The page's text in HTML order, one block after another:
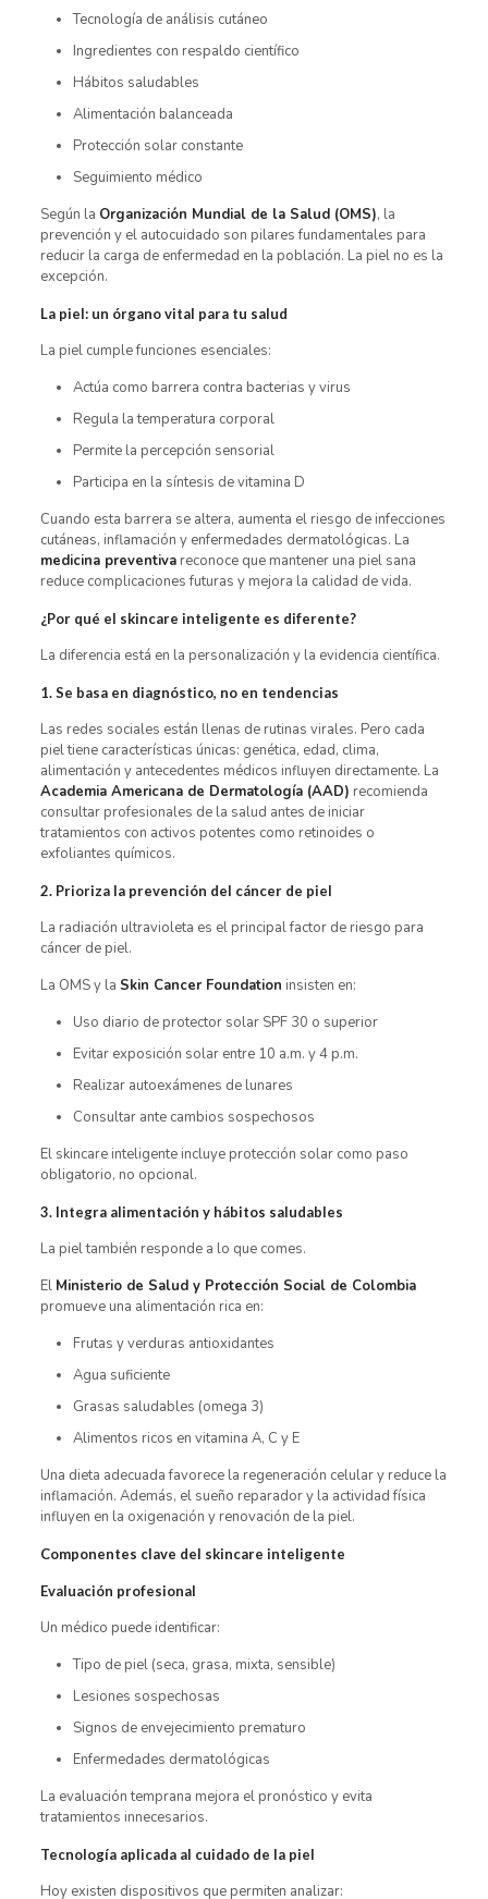
Tecnología de análisis cutáneo
Ingredientes con respaldo científico
Hábitos saludables
Alimentación balanceada
Protección solar constante
Seguimiento médico
Según la Organización Mundial de la Salud (OMS), la
prevención y el autocuidado son pilares fundamentales para
reducir la carga de enfermedad en la población. La piel no es la
excepción.
La piel: un órgano vital para tu salud
La piel cumple funciones esenciales:
Actúa como barrera contra bacterias y virus
Regula la temperatura corporal
Permite la percepción sensorial
Participa en la síntesis de vitamina D
Cuando esta barrera se altera, aumenta el riesgo de infecciones
cutáneas, inflamación y enfermedades dermatológicas. La
medicina preventivareconoce que mantener una piel sana
reduce complicaciones futuras y mejora la calidad de vida.
¿Por qué el skincare inteligente es diferente?
La diferencia está en la personalización y la evidencia científica.
1. Se basa en diagnóstico, no en tendencias
Las redes sociales están llenas de rutinas virales. Pero cada
piel tiene características únicas: genética, edad, clima,
alimentación y antecedentes médicos influyen directamente. La
Academia Americana de Dermatología (AAD) recomienda
consultar profesionales de la salud antes de iniciar
tratamientos con activos potentes como retinoides o
exfoliantes químicos.
2. Prioriza la prevención del cáncer de piel
La radiación ultravioleta es el principal factor de riesgo para
cáncer de piel.
La OMS y la Skin Cancer Foundation insisten en:
Uso diario de protector solar SPF 30 o superior
Evitar exposición solar entre 10 a.m. y 4 p.m.
Realizar autoexámenes de lunares
Consultar ante cambios sospechosos
El skincare inteligente incluye protección solar como paso
obligatorio, no opcional.
3. Integra alimentación y hábitos saludables
La piel también responde a lo que comes.
El Ministerio de Salud y Protección Social de Colombia
promueve una alimentación rica en:
Frutas y verduras antioxidantes
Agua suficiente
Grasas saludables (omega 3)
Alimentos ricos en vitamina A, C y E
Una dieta adecuada favorece la regeneración celular y reduce la
inflamación. Además, el sueño reparador y la actividad física
influyen en la oxigenación y renovación de la piel.
Componentes clave del skincare inteligente
Evaluación profesional
Un médico puede identificar:
Tipo de piel (seca, grasa, mixta, sensible)
Lesiones sospechosas
Signos de envejecimiento prematuro
Enfermedades dermatológicas
La evaluación temprana mejora el pronóstico y evita
tratamientos innecesarios.
Tecnología aplicada al cuidado de la piel
Hoy existen dispositivos que permiten analizar: